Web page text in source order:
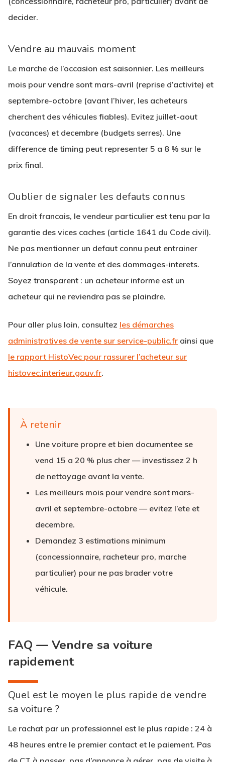
decider.
Vendre au mauvais moment
Le marche de l’occasion est saisonnier. Les meilleurs
mois pour vendre sont mars-avril (reprise d’activite) et
septembre-octobre (avant l’hiver, les acheteurs
cherchent des véhicules fiables). Evitez juillet-aout
(vacances) et decembre (budgets serres). Une
difference de timing peut representer 5 a 8 % sur le
prix final.
Oublier de signaler les defauts connus
En droit francais, le vendeur particulier est tenu par la
garantie des vices caches (article 1641 du Code civil).
Ne pas mentionner un defaut connu peut entrainer
l’annulation de la vente et des dommages-interets.
Soyez transparent : un acheteur informe est un
acheteur qui ne reviendra pas se plaindre.
Pour aller plus loin, consultez les démarches
administratives de vente sur service-public.fr ainsi que
le rapport HistoVec pour rassurer l’acheteur sur
histovec.interieur.gouv.fr.
À retenir
Une voiture propre et bien documentee se
vend 15 a 20 % plus cher — investissez 2 h
de nettoyage avant la vente.
Les meilleurs mois pour vendre sont mars-
avril et septembre-octobre — evitez l’ete et
decembre.
Demandez 3 estimations minimum
(concessionnaire, racheteur pro, marche
particulier) pour ne pas brader votre
véhicule.
FAQ — Vendre sa voiture
rapidement
Quel est le moyen le plus rapide de vendre
sa voiture ?
Le rachat par un professionnel est le plus rapide : 24 à
48 heures entre le premier contact et le paiement. Pas